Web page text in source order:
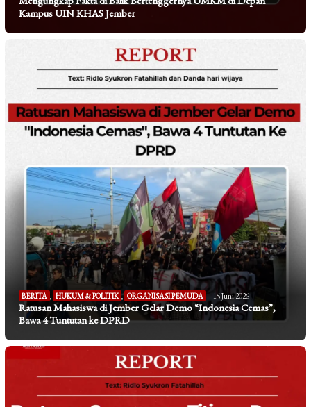
Kampus UIN KHAS Jember
BERITA , HUKUM & POLITIK , ORGANISASI PEMUDA 15 Juni 2026
Ratusan Mahasiswa di Jember Gelar Demo “Indonesia Cemas”,
Bawa 4 Tuntutan ke DPRD